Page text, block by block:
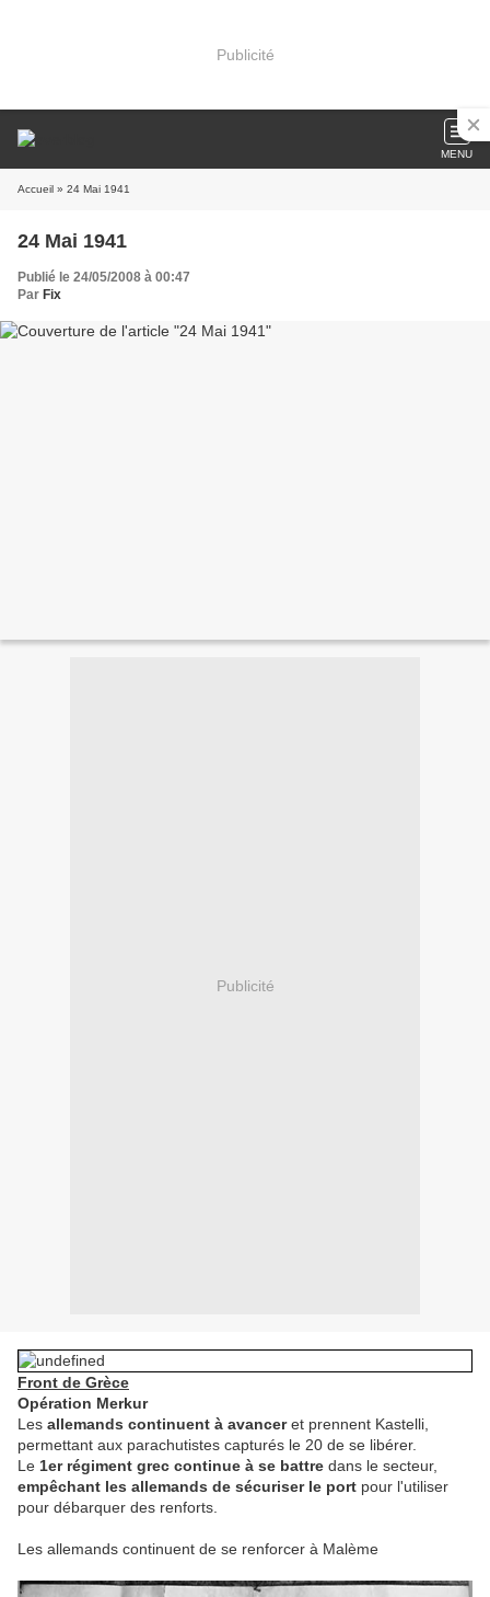
Publicité
MENU
Accueil » 24 Mai 1941
24 Mai 1941
Publié le 24/05/2008 à 00:47
Par Fix
Publicité
Front de Grèce
Opération Merkur
Les allemands continuent à avanceret prennent Kastelli,
permettant aux parachutistes capturés le 20 de se libérer.
Le 1er régiment grec continue à se battre dans le secteur,
empêchant les allemands de sécuriser le port pour l'utiliser
pour débarquer des renforts.
Les allemands continuent de se renforcer à Malème